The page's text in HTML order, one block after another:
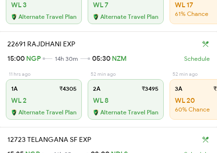
WL 3
Alternate Travel Plan
WL 7
Alternate Travel Plan
WL 17
61% Chance
22691 RAJDHANI EXP
15:00 NGP 14h 30m 05:30 NZM Schedule
11 hrs ago
1A ₹4305
WL 2
Alternate Travel Plan
52 min ago
2A ₹3495
WL 8
Alternate Travel Plan
52 min ago
3A
WL 20
60% Chance
12723 TELANGANA SF EXP